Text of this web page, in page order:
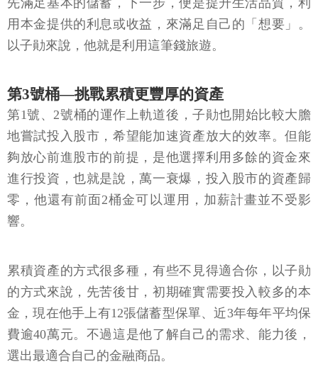
先滿足基本的儲蓄，下一步，便是提升生活品質，利
用本金提供的利息或收益，來滿足自己的「想要」。
以子勛來說，他就是利用這筆錢旅遊。
第3號桶—挑戰累積更豐厚的資產
第1號、2號桶的運作上軌道後，子勛也開始比較大膽
地嘗試投入股市，希望能加速資產放大的效率。但能
夠放心前進股市的前提，是他選擇利用多餘的資金來
進行投資，也就是說，萬一衰爆，投入股市的資產歸
零，他還有前面2桶金可以運用，加薪計畫並不受影
響。
累積資產的方式很多種，有些不見得適合你，以子勛
的方式來說，先苦後甘，初期確實需要投入較多的本
金，現在他手上有12張儲蓄型保單、近3年每年平均保
費逾40萬元。不過這是他了解自己的需求、能力後，
選出最適合自己的金融商品。